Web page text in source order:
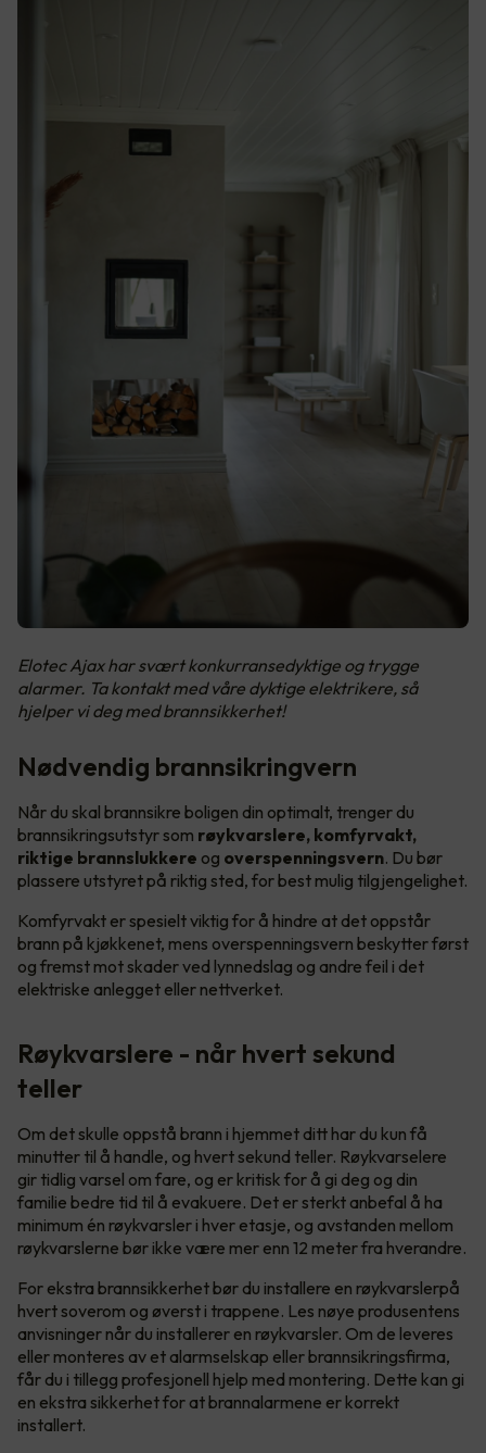
Elotec Ajax har svært konkurransedyktige og trygge
alarmer. Ta kontakt med våre dyktige elektrikere, så
hjelper vi deg med brannsikkerhet!
Nødvendig brannsikringvern
Når du skal brannsikre boligen din optimalt, trenger du
brannsikringsutstyr som røykvarslere, komfyrvakt,
riktige brannslukkere og overspenningsvern. Du bør
plassere utstyret på riktig sted, for best mulig tilgjengelighet.
Komfyrvakt er spesielt viktig for å hindre at det oppstår
brann på kjøkkenet, mens overspenningsvern beskytter først
og fremst mot skader ved lynnedslag og andre feil i det
elektriske anlegget eller nettverket.
Røykvarslere - når hvert sekund
teller
Om det skulle oppstå brann i hjemmet ditt har du kun få
minutter til å handle, og hvert sekund teller. Røykvarselere
gir tidlig varsel om fare, og er kritisk for å gi deg og din
familie bedre tid til å evakuere. Det er sterkt anbefal å ha
minimum én røykvarsler i hver etasje, og avstanden mellom
røykvarslerne bør ikke være mer enn 12 meter fra hverandre.
For ekstra brannsikkerhet bør du installere en røykvarslerpå
hvert soverom og øverst i trappene. Les nøye produsentens
anvisninger når du installerer en røykvarsler. Om de leveres
eller monteres av et alarmselskap eller brannsikringsfirma,
får du i tillegg profesjonell hjelp med montering. Dette kan gi
en ekstra sikkerhet for at brannalarmene er korrekt
installert.